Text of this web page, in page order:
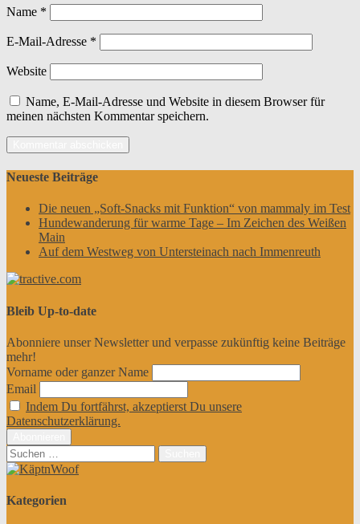
Name *
E-Mail-Adresse *
Website
Name, E-Mail-Adresse und Website in diesem Browser für
meinen nächsten Kommentar speichern.
Neueste Beiträge
Die neuen „Soft-Snacks mit Funktion“ von mammaly im Test
Hundewanderung für warme Tage – Im Zeichen des Weißen
Main
Auf dem Westweg von Untersteinach nach Immenreuth
Bleib Up-to-date
Abonniere unser Newsletter und verpasse zukünftig keine Beiträge
mehr!
Vorname oder ganzer Name
Email
Indem Du fortfährst, akzeptierst Du unsere
Datenschutzerklärung.
Suchen
nach:
Kategorien